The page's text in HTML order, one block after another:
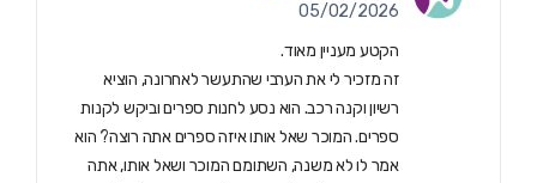
05/02/2026
הקטע מעניין מאוד.
זה מזכיר לי את הערבי שהתעשר לאחרונה, הוציא
רשיון וקנה רכב. הוא נסע לחנות ספרים וביקש לקנות
ספרים. המוכר שאל אותו איזה ספרים אתה רוצה? הוא
אמר לו לא משנה, השתומם המוכר ושאל אותו, אתה